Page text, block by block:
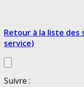
Retour à la liste des
service)
Suivre :